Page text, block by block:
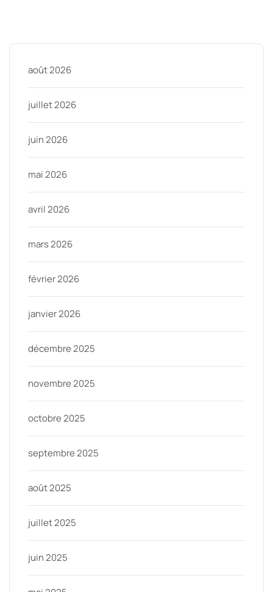
août 2026
juillet 2026
juin 2026
mai 2026
avril 2026
mars 2026
février 2026
janvier 2026
décembre 2025
novembre 2025
octobre 2025
septembre 2025
août 2025
juillet 2025
juin 2025